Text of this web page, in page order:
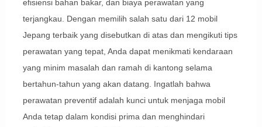
efisiensi bahan bakar, dan biaya perawatan yang
terjangkau. Dengan memilih salah satu dari 12 mobil
Jepang terbaik yang disebutkan di atas dan mengikuti tips
perawatan yang tepat, Anda dapat menikmati kendaraan
yang minim masalah dan ramah di kantong selama
bertahun-tahun yang akan datang. Ingatlah bahwa
perawatan preventif adalah kunci untuk menjaga mobil
Anda tetap dalam kondisi prima dan menghindari